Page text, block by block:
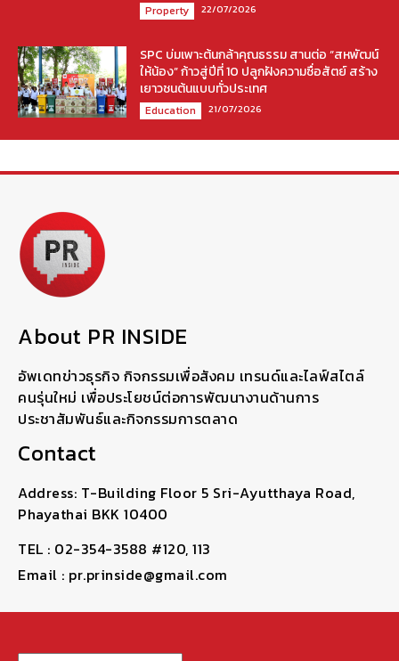
Property 22/07/2026
SPC บ่มเพาะต้นกล้าคุณธรรม สานต่อ “สหพัฒน์
ให้น้อง” ก้าวสู่ปีที่ 10 ปลูกฝังความซื่อสัตย์ สร้าง
เยาวชนต้นแบบทั่วประเทศ
Education 21/07/2026
About PR INSIDE
อัพเดทข่าวธุรกิจ กิจกรรมเพื่อสังคม เทรนด์และไลฟ์สไตล์
คนรุ่นใหม่ เพื่อประโยชน์ต่อการพัฒนางานด้านการ
ประชาสัมพันธ์และกิจกรรมการตลาด
Contact
Address: T-Building Floor 5 Sri-Ayutthaya Road,
Phayathai BKK 10400
TEL : 02-354-3588 #120, 113
Email : pr.prinside@gmail.com